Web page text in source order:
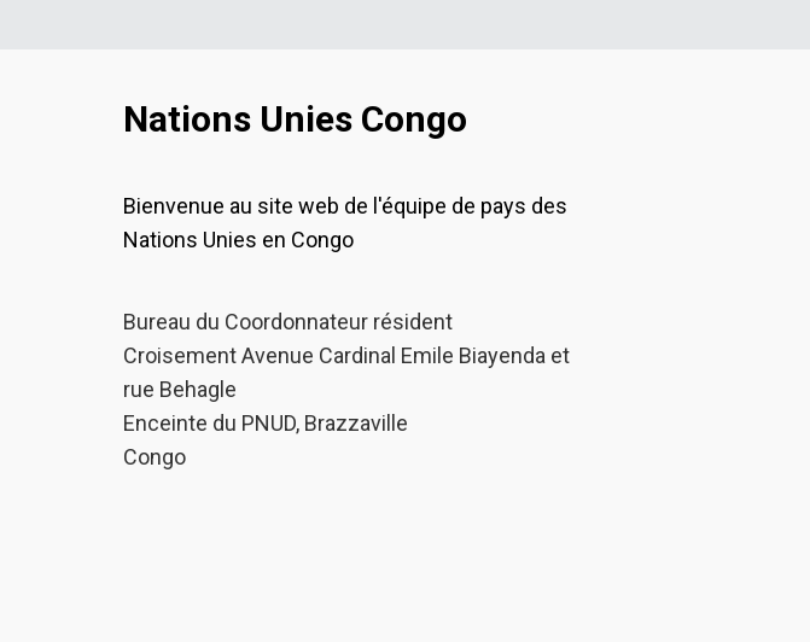
Nations Unies Congo
Bienvenue au site web de l'équipe de pays des
Nations Unies en Congo
Bureau du Coordonnateur résident
Croisement Avenue Cardinal Emile Biayenda et
rue Behagle
Enceinte du PNUD, Brazzaville
Congo